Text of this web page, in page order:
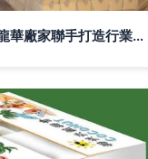
深圳紙箱批發 觀瀾廠家與龍華廠家聯手打造行業領先包裝方案